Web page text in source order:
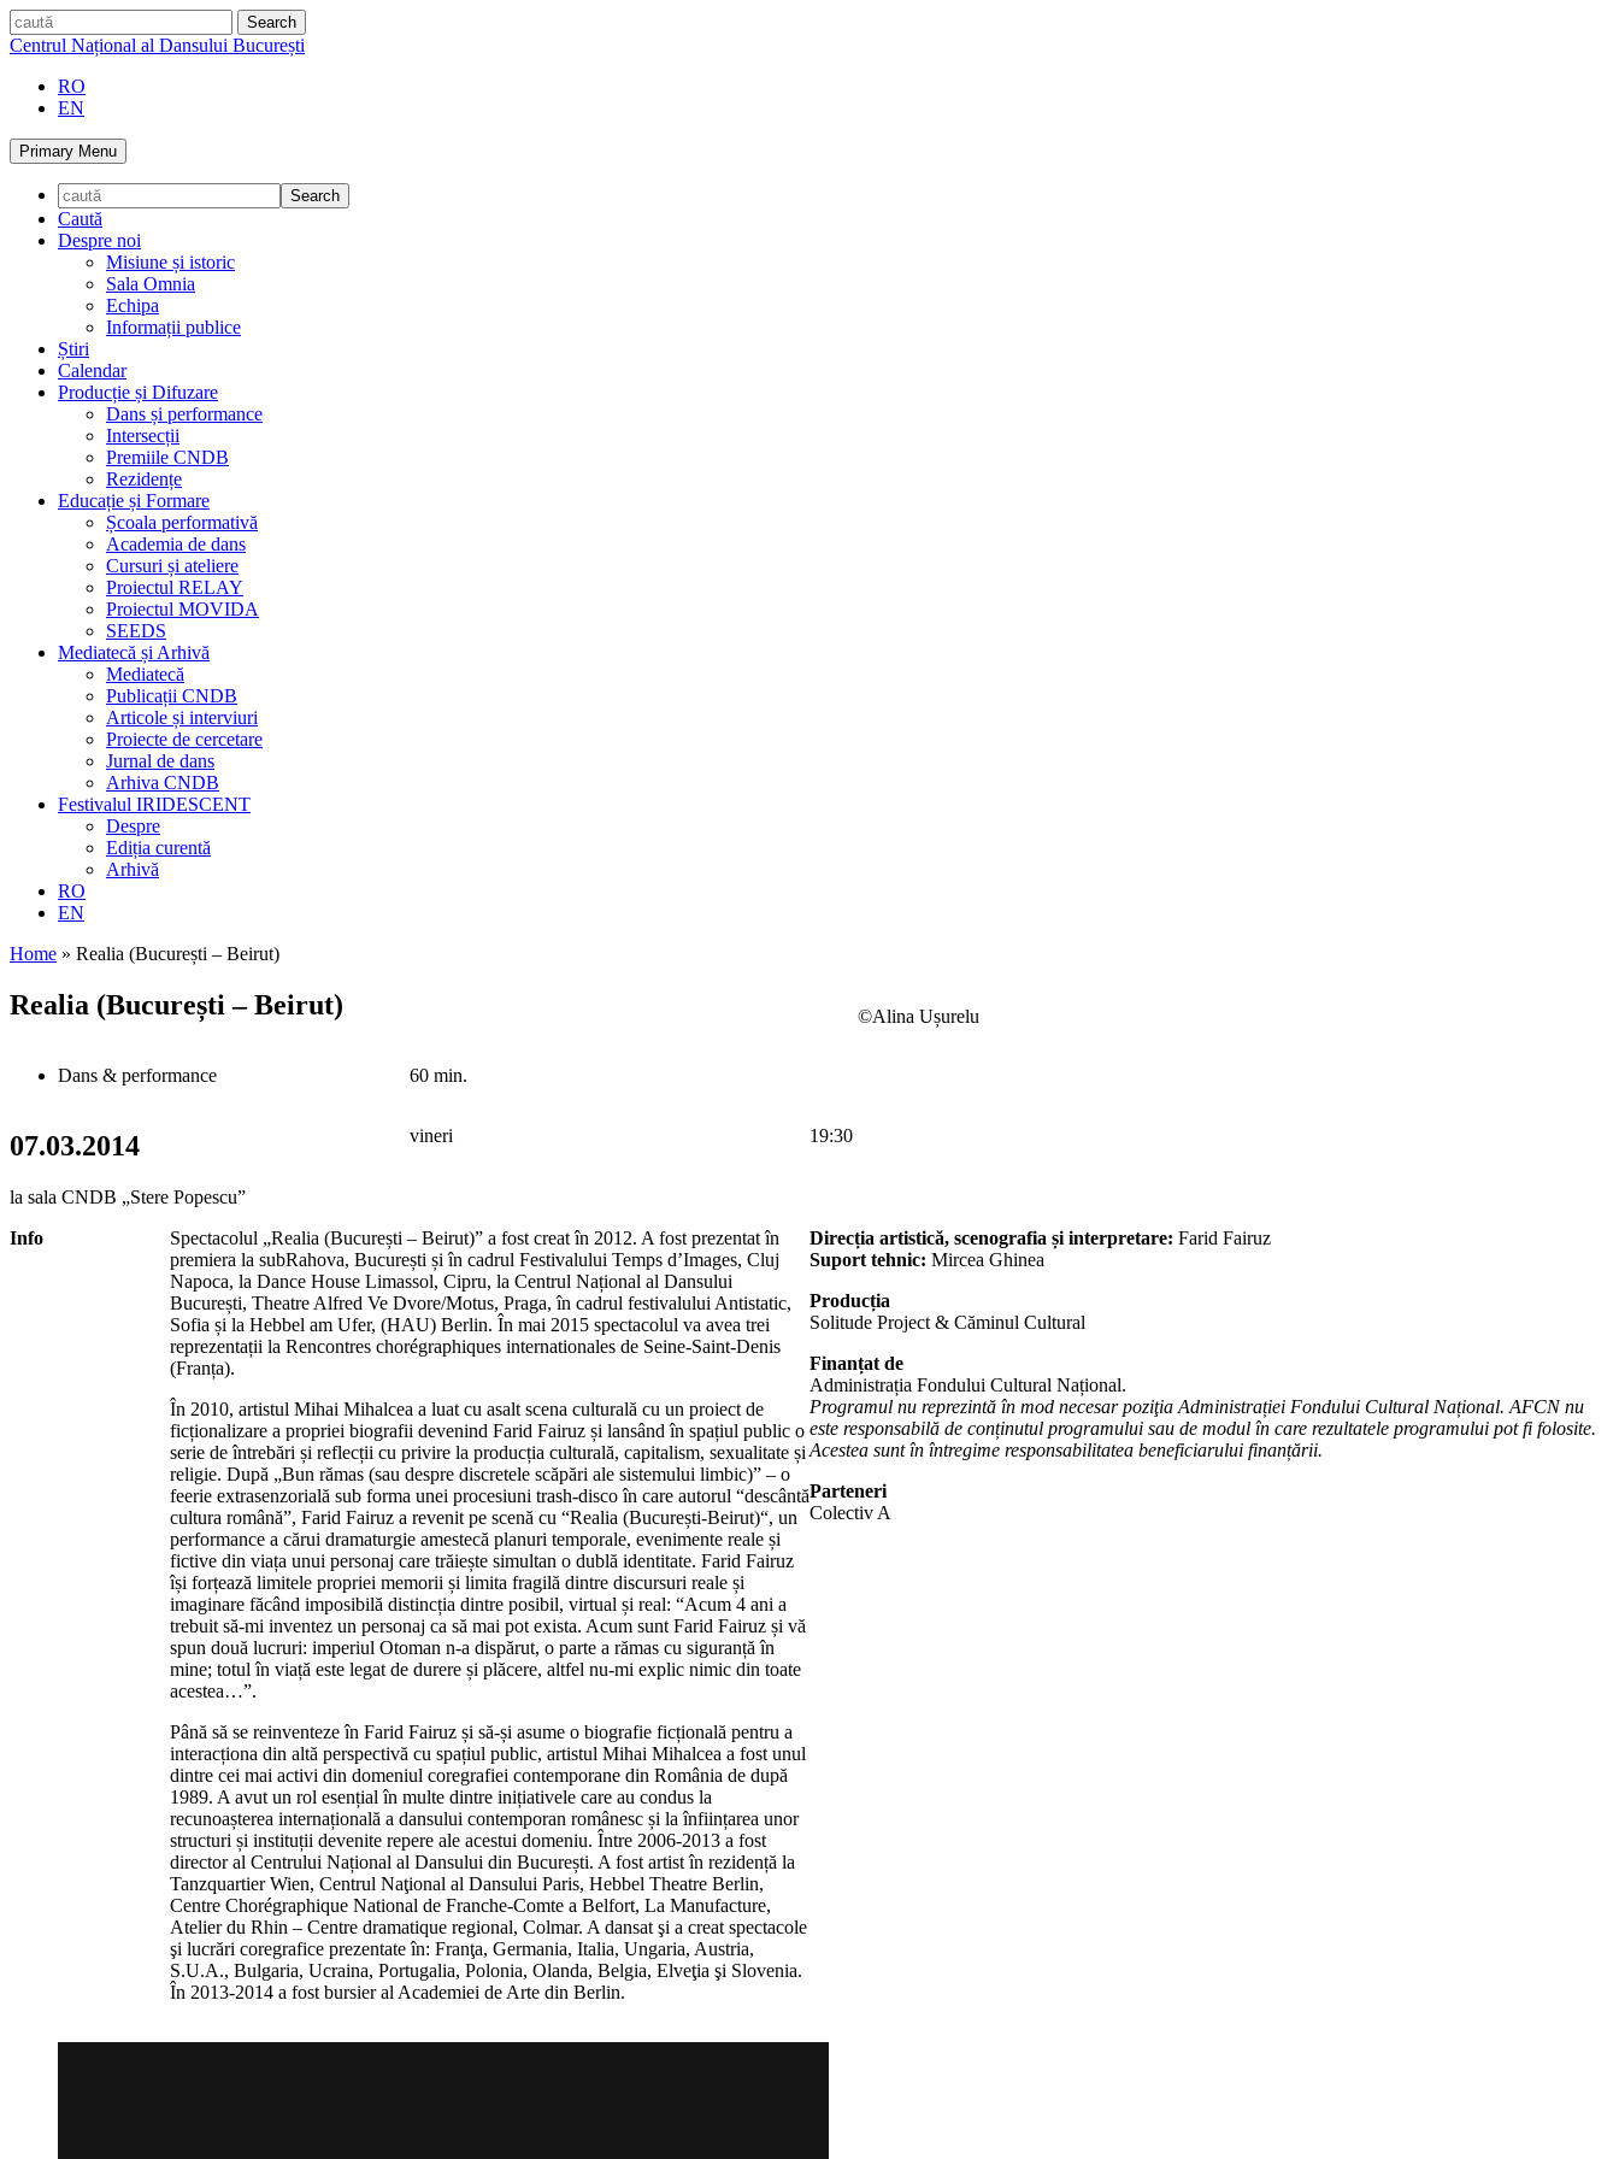
Skip
to
caută
Centrul Național al Dansului București
RO
EN
Primary Menu
Caută
Despre noi
Misiune și istoric
Sala Omnia
Echipa
Informații publice
Știri
Calendar
Producție și Difuzare
Dans și performance
Intersecții
Premiile CNDB
Rezidențe
Educație și Formare
Școala performativă
Academia de dans
Cursuri și ateliere
Proiectul RELAY
Proiectul MOVIDA
SEEDS
Mediatecă și Arhivă
Mediatecă
Publicații CNDB
Articole și interviuri
Proiecte de cercetare
Jurnal de dans
Arhiva CNDB
Festivalul IRIDESCENT
Despre
Ediția curentă
Arhivă
RO
EN
Home » Realia (București – Beirut)
Realia (București – Beirut)
Dans & performance 60 min.
©Alina Ușurelu
07.03.2014 vineri 19:30
la sala CNDB „Stere Popescu”
Info
Spectacolul „Realia (București – Beirut)” a fost creat în 2012. A fost prezentat în
premiera la subRahova, București și în cadrul Festivalului Temps d’Images, Cluj
Napoca, la Dance House Limassol, Cipru, la Centrul Național al Dansului
București, Theatre Alfred Ve Dvore/Motus, Praga, în cadrul festivalului Antistatic,
Sofia și la Hebbel am Ufer, (HAU) Berlin. În mai 2015 spectacolul va avea trei
reprezentații la Rencontres chorégraphiques internationales de Seine-Saint-Denis
(Franța).
În 2010, artistul Mihai Mihalcea a luat cu asalt scena culturală cu un proiect de
ficționalizare a propriei biografii devenind Farid Fairuz și lansând în spațiul public o
serie de întrebări și reflecții cu privire la producția culturală, capitalism, sexualitate și
religie. După „Bun rămas (sau despre discretele scăpări ale sistemului limbic)” – o
feerie extrasenzorială sub forma unei procesiuni trash-disco în care autorul “descântă
cultura română”, Farid Fairuz a revenit pe scenă cu “Realia (București-Beirut)“, un
performance a cărui dramaturgie amestecă planuri temporale, evenimente reale și
fictive din viața unui personaj care trăiește simultan o dublă identitate. Farid Fairuz
își forțează limitele propriei memorii și limita fragilă dintre discursuri reale și
imaginare făcând imposibilă distincția dintre posibil, virtual și real: “Acum 4 ani a
trebuit să-mi inventez un personaj ca să mai pot exista. Acum sunt Farid Fairuz și vă
spun două lucruri: imperiul Otoman n-a dispărut, o parte a rămas cu siguranță în
mine; totul în viață este legat de durere și plăcere, altfel nu-mi explic nimic din toate
acestea…”.
Până să se reinventeze în Farid Fairuz și să-și asume o biografie ficțională pentru a
interacționa din altă perspectivă cu spațiul public, artistul Mihai Mihalcea a fost unul
dintre cei mai activi din domeniul coregrafiei contemporane din România de după
1989. A avut un rol esențial în multe dintre inițiativele care au condus la
recunoașterea internațională a dansului contemporan românesc și la înființarea unor
structuri și instituții devenite repere ale acestui domeniu. Între 2006-2013 a fost
director al Centrului Național al Dansului din București. A fost artist în rezidență la
Tanzquartier Wien, Centrul Naţional al Dansului Paris, Hebbel Theatre Berlin,
Centre Chorégraphique National de Franche-Comte a Belfort, La Manufacture,
Atelier du Rhin – Centre dramatique regional, Colmar. A dansat şi a creat spectacole
şi lucrări coregrafice prezentate în: Franţa, Germania, Italia, Ungaria, Austria,
S.U.A., Bulgaria, Ucraina, Portugalia, Polonia, Olanda, Belgia, Elveţia şi Slovenia.
În 2013-2014 a fost bursier al Academiei de Arte din Berlin.
Direcția artistică, scenografia și interpretare: Farid Fairuz
Suport tehnic: Mircea Ghinea
Producția
Solitude Project & Căminul Cultural
Finanțat de
Administrația Fondului Cultural Național.
Programul nu reprezintă în mod necesar poziţia Administrației Fondului Cultural Național. AFCN nu
este responsabilă de conținutul programului sau de modul în care rezultatele programului pot fi folosite.
Acestea sunt în întregime responsabilitatea beneficiarului finanțării.
Parteneri
Colectiv A